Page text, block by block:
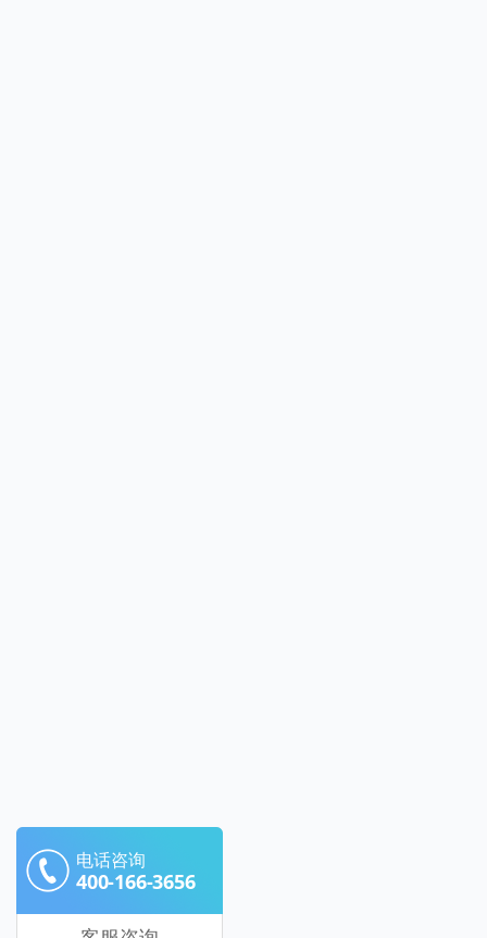
电话咨询
400-166-3656